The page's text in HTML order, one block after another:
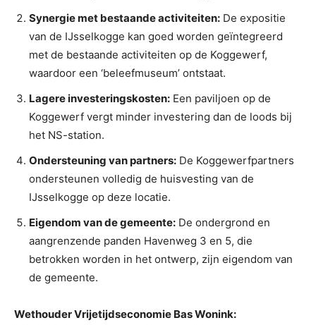
Synergie met bestaande activiteiten: De expositie
van de IJsselkogge kan goed worden geïntegreerd
met de bestaande activiteiten op de Koggewerf,
waardoor een ‘beleefmuseum’ ontstaat.
Lagere investeringskosten: Een paviljoen op de
Koggewerf vergt minder investering dan de loods bij
het NS-station.
Ondersteuning van partners: De Koggewerfpartners
ondersteunen volledig de huisvesting van de
IJsselkogge op deze locatie.
Eigendom van de gemeente: De ondergrond en
aangrenzende panden Havenweg 3 en 5, die
betrokken worden in het ontwerp, zijn eigendom van
de gemeente.
Wethouder Vrijetijdseconomie Bas Wonink: